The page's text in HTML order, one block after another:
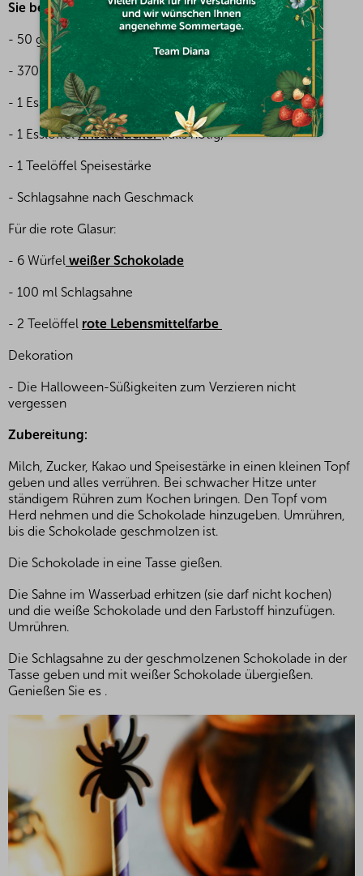
Sie benötigen:
- 50 g Barry CallebautSchokolade 70,5%ig
- 370 ml Milch
- 1 EsslöffelKakao
- 1 EsslöffelKristallzucker(falls nötig)
- 1 Teelöffel Speisestärke
- Schlagsahne nach Geschmack
Für die rote Glasur:
- 6 Würfel weißer Schokolade
- 100 ml Schlagsahne
- 2 Teelöffel rote Lebensmittelfarbe
Dekoration
- Die Halloween-Süßigkeiten zum Verzieren nicht
vergessen
Zubereitung:
Milch, Zucker, Kakao und Speisestärke in einen kleinen Topf
geben und alles verrühren. Bei schwacher Hitze unter
ständigem Rühren zum Kochen bringen. Den Topf vom
Herd nehmen und die Schokolade hinzugeben. Umrühren,
bis die Schokolade geschmolzen ist.
Die Schokolade in eine Tasse gießen.
Die Sahne im Wasserbad erhitzen (sie darf nicht kochen)
und die weiße Schokolade und den Farbstoff hinzufügen.
Umrühren.
Die Schlagsahne zu der geschmolzenen Schokolade in der
Tasse geben und mit weißer Schokolade übergießen.
Genießen Sie es .